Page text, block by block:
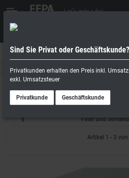
Geschäftskunde
Gastro Spülmaschinen
Gläserspülmaschinen
Filter und
Artikel 1 - 3 von
Sind Sie Privat oder Geschäftskunde?
Privatkunden erhalten den Preis inkl.
exkl. Umsatzsteuer
Privatkunde Geschäftskunde